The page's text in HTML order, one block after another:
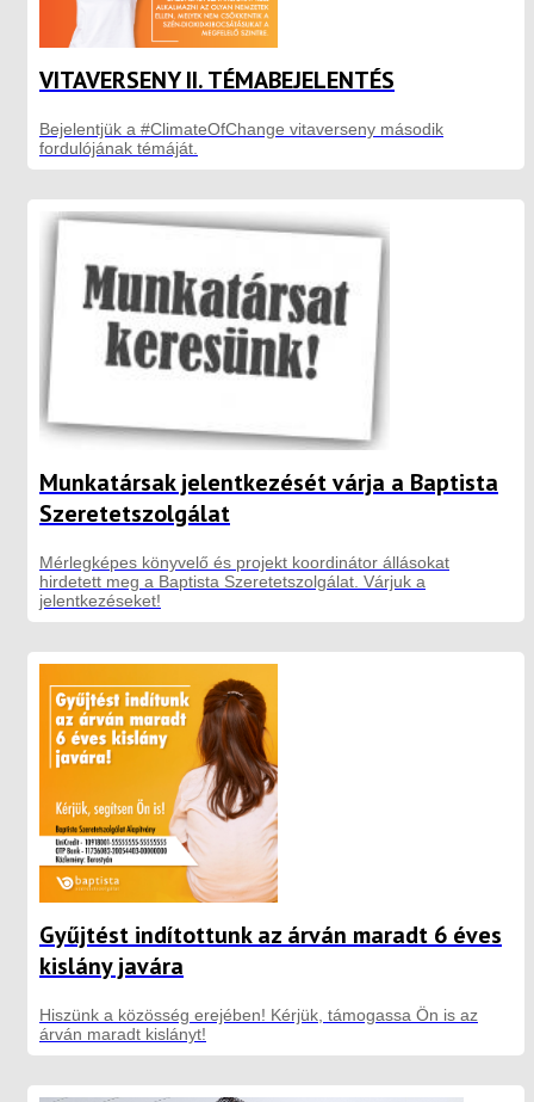
VITAVERSENY II. TÉMABEJELENTÉS
Bejelentjük a #ClimateOfChange vitaverseny második
fordulójának témáját.
Munkatársak jelentkezését várja a Baptista
Szeretetszolgálat
Mérlegképes könyvelő és projekt koordinátor állásokat
hirdetett meg a Baptista Szeretetszolgálat. Várjuk a
jelentkezéseket!
Gyűjtést indítottunk az árván maradt 6 éves
kislány javára
Hiszünk a közösség erejében! Kérjük, támogassa Ön is az
árván maradt kislányt!